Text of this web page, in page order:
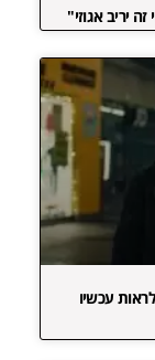
יריב אגוזי"
עכשיו